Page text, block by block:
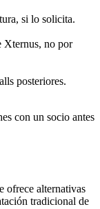
si lo solicita.
Xternus, no por
posteriores.
con un socio antes
ofrece alternativas
tradicional de